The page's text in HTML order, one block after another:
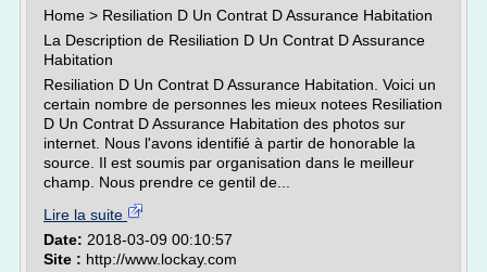
Home > Resiliation D Un Contrat D Assurance Habitation
La Description de Resiliation D Un Contrat D Assurance
Habitation
Resiliation D Un Contrat D Assurance Habitation. Voici un
certain nombre de personnes les mieux notees Resiliation
D Un Contrat D Assurance Habitation des photos sur
internet. Nous l'avons identifié à partir de honorable la
source. Il est soumis par organisation dans le meilleur
champ. Nous prendre ce gentil de...
Lire la suite
Date: 2018-03-09 00:10:57
Site : http://www.lockay.com